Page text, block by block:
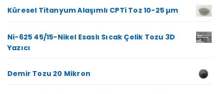
Küresel Titanyum Alaşımlı CPTi Toz 10-25 µm
Ni-625 45/15-Nikel Esaslı Sıcak Çelik Tozu 3D
Yazıcı
Demir Tozu 20 Mikron